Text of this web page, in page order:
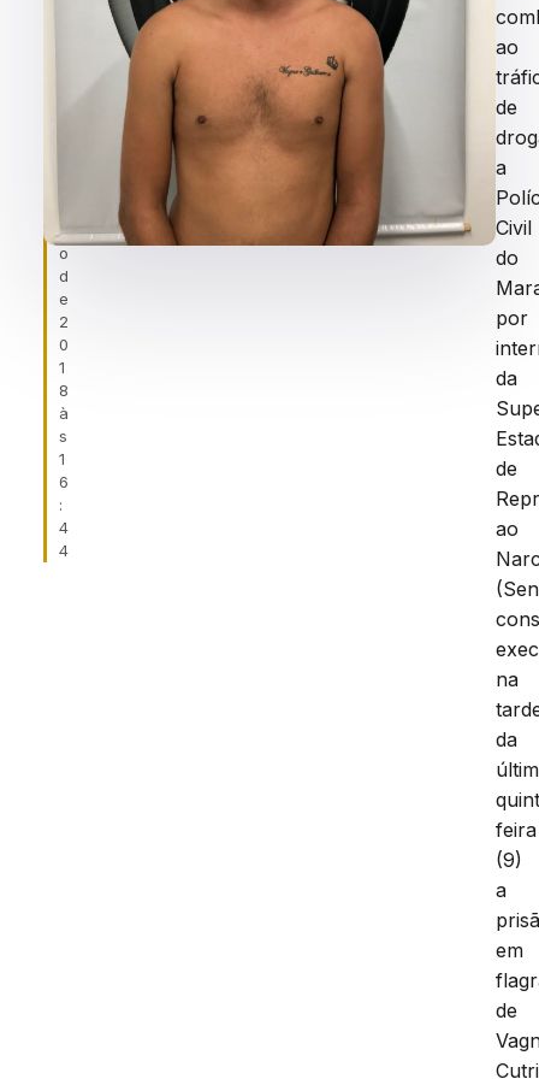
ç
o
d
e
2
0
1
8
à
s
1
6
:
4
4
COROADO
ao
de
a
Civil
do
por
da
de
ao
na
da
feira
(9)
a
em
de